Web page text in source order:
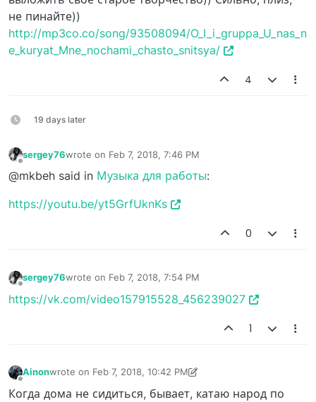
не пинайте))
http://mp3co.co/song/93508094/O_I_i_gruppa_U_nas_n
e_kuryat_Mne_nochami_chasto_snitsya/
4
19 days later
sergey76wrote on Feb 7, 2018, 7:46 PM
last edited by
@mkbeh said in Музыка для работы:
https://youtu.be/yt5GrfUknKs
0
sergey76wrote on Feb 7, 2018, 7:54 PM
last edited by
https://vk.com/video157915528_456239027
1
Ainonwrote on Feb 7, 2018, 10:42 PM
last edited by AinonFeb 7, 2018, 10:46 PM
Когда дома не сидиться, бывает, катаю народ по